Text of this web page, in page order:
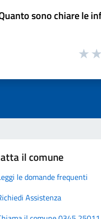
sono chiare le
il comune
le domande frequenti
Assistenza